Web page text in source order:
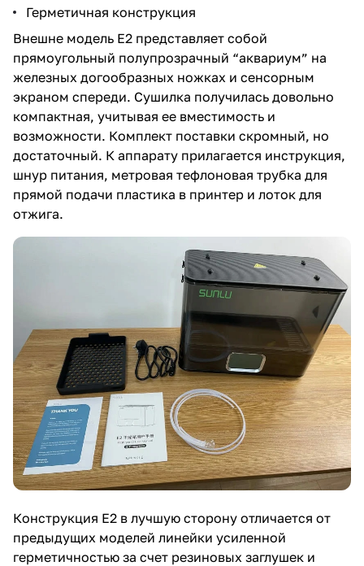
Герметичная конструкция
Внешне модель Е2 представляет собой
прямоугольный полупрозрачный “аквариум” на
железных догообразных ножках и сенсорным
экраном спереди. Сушилка получилась довольно
компактная, учитывая ее вместимость и
возможности. Комплект поставки скромный, но
достаточный. К аппарату прилагается инструкция,
шнур питания, метровая тефлоновая трубка для
прямой подачи пластика в принтер и лоток для
отжига.
Конструкция E2 в лучшую сторону отличается от
предыдущих моделей линейки усиленной
герметичностью за счет резиновых заглушек и